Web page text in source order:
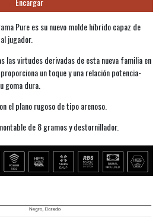
Pure es su nuevo molde híbrido capaz de
jugador.
las virtudes derivadas de esta nueva familia en
un toque y una relación potencia-
goma dura.
el plano rugoso de tipo arenoso.
de 8 gramos y destornillador.